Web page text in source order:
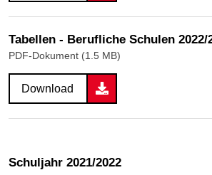
Tabellen - Berufliche Schulen 2022/
PDF-Dokument (1.5 MB)
Download
Schuljahr 2021/2022